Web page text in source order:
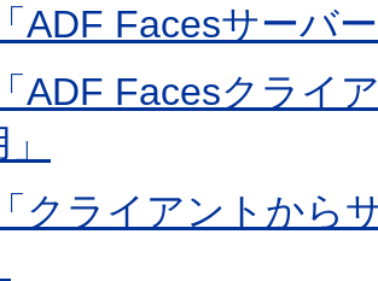
ADF Facesサーバ
ADF Facesクライ
クライアントから